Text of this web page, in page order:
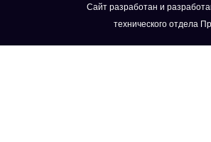
Сайт разработан и
технического отдела